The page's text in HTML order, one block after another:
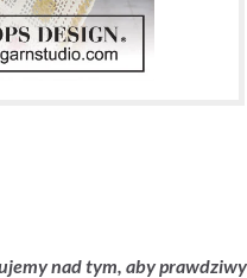
nad tym, aby